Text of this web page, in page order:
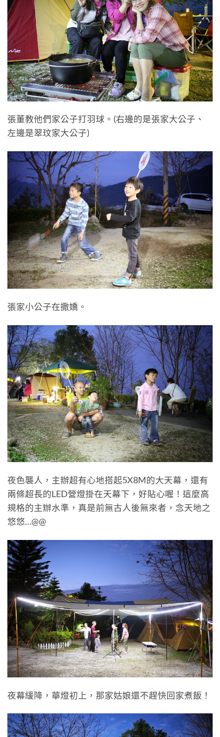
張董教他們家公子打羽球。(右邊的是張家大公子、
左邊是翠玟家大公子)
張家小公子在撒嬌。
夜色襲人，主辦超有心地搭起5X8M的大天幕，還有
兩條超長的LED營燈掛在天幕下，好貼心喔！這麼高
規格的主辦水準，真是前無古人後無來者，念天地之
悠悠…@@
夜幕緩降，華燈初上，那家姑娘還不趕快回家煮飯！